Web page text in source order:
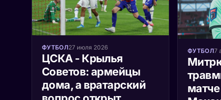
ФУТБОЛ27 июля 2026
ЦСКА - Крылья
Советов: армейцы
дома, а вратарский
ФУТБОЛ7